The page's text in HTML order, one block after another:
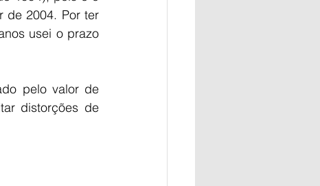
de 2004. Por ter
usei o prazo
pelo valor de
distorções de